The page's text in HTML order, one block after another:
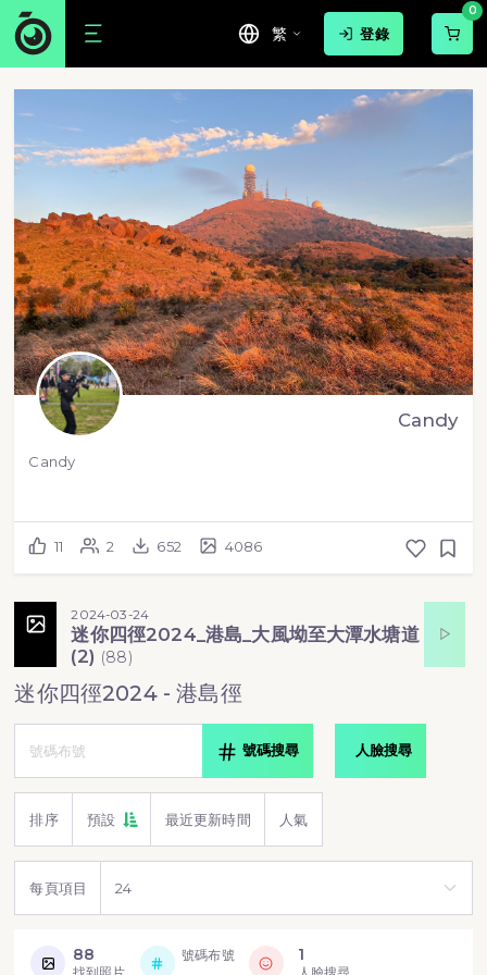
繁 登錄
0
Candy
Candy
11 2 652 4086
2024-03-24
迷你四徑2024_港島_大風坳至大潭水塘道
(2) (88)
迷你四徑2024 - 港島徑
號碼搜尋 人臉搜尋
排序 預設 最近更新時間 人氣
每頁項目
88 號碼布號 1